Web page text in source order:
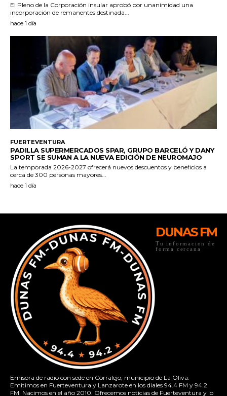
DUNAS FM
Tu informacion de
forma cercana
Emisora de radio con sede en Corralejo, municipio de La Oliva.
Emitimos en Fuerteventura y Lanzarote en los diales 94.4 FM y 94.2
FM. Nacimos en el año 2010. Ofrecemos noticias de Fuerteventura y lo